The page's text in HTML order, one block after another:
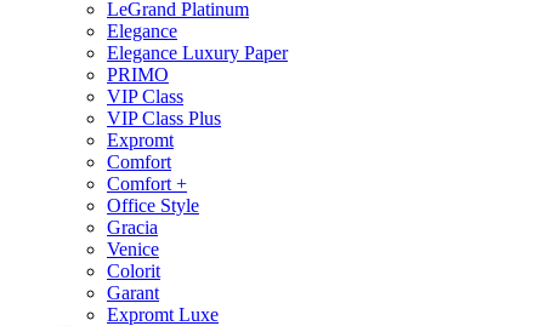
LeGrand Platinum
Elegance
Elegance Luxury Paper
PRIMO
VIP Class
VIP Class Plus
Expromt
Comfort
Comfort +
Office Style
Gracia
Venice
Colorit
Garant
Expromt Luxe